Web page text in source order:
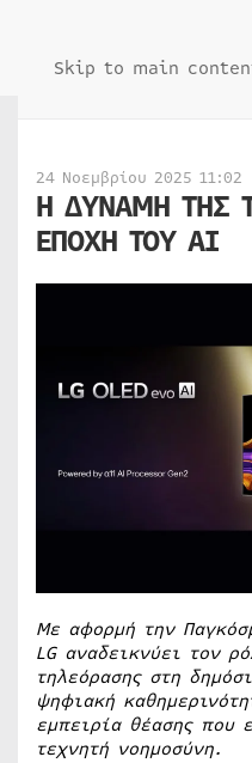
Skip to main
24 Νοεμβρίου 2025 11:02
Η ΔΥΝΑΜΗ ΤΗΣ
ΕΠΟΧΗ ΤΟΥ AI
Με αφορμή την
LG αναδεικνύει τον
τηλεόρασης στη
ψηφιακή
εμπειρία θέασης που
τεχνητή νοημοσύνη.